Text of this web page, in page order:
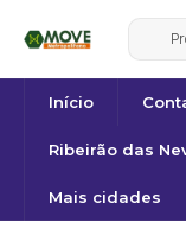
Início
Ribeirão das
Mais cidades